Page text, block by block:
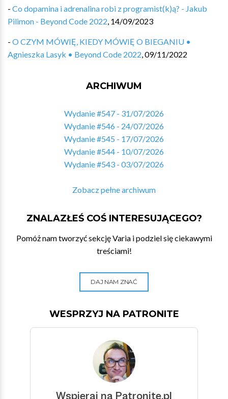
- Co dopamina i adrenalina robi z programist(k)ą? - Jakub
Pilimon - Beyond Code 2022, 14/09/2023
- O CZYM MÓWIĘ, KIEDY MÓWIĘ O BIEGANIU •
Agnieszka Lasyk • Beyond Code 2022,09/11/2022
ARCHIWUM
Wydanie #547 - 31/07/2026
Wydanie #546 - 24/07/2026
Wydanie #545 - 17/07/2026
Wydanie #544 - 10/07/2026
Wydanie #543 - 03/07/2026
Zobacz pełne archiwum
ZNALAZŁEŚ COŚ INTERESUJĄCEGO?
Pomóż nam tworzyć sekcję Varia i podziel się ciekawymi
treściami!
DAJ NAM ZNAĆ
WESPRZYJ NA PATRONITE